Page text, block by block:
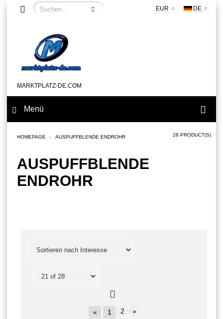
EUR DE
MARKTPLATZ-DE.COM
Menü
HOMEPAGE AUSPUFFBLENDE ENDROHR 28 PRODUCT(S)
AUSPUFFBLENDE
ENDROHR
« 1 2 »